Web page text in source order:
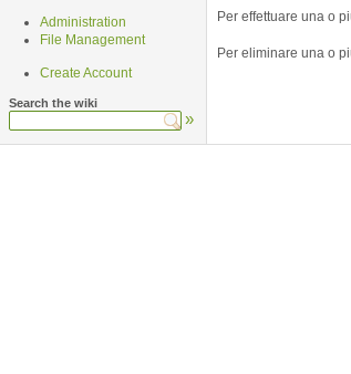
Administration
File Management
Create Account
Search the wiki
»
Per effettuare una o
Per eliminare una o